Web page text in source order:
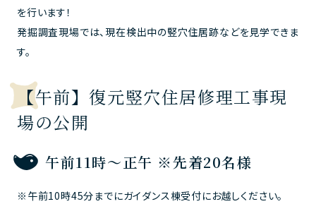
を行います！
発掘調査現場では、現在検出中の竪穴住居跡などを見学できま
す。
【午前】復元竪穴住居修理工事現
場の公開
午前11時～正午 ※先着20名様
※午前10時45分までにガイダンス棟受付にお越しください。